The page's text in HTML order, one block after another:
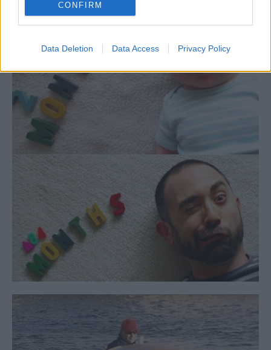
CONFIRM
Data Deletion Data Access Privacy Policy